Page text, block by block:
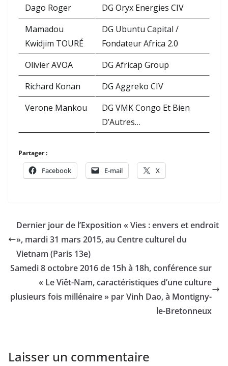
Dago Roger
DG Oryx Energies CIV
Mamadou
Kwidjim TOURÉ
DG Ubuntu Capital /
Fondateur Africa 2.0
Olivier AVOA
DG Africap Group
Richard Konan
DG Aggreko CIV
Verone Mankou
DG VMK Congo Et Bien
D’Autres…
Partager :
Facebook E-mail X
Dernier jour de l’Exposition « Vies : envers et endroit
», mardi 31 mars 2015, au Centre culturel du
Vietnam (Paris 13e)
Samedi 8 octobre 2016 de 15h à 18h, conférence sur
« Le Viêt-Nam, caractéristiques d’une culture
plusieurs fois millénaire » par Vinh Dao, à Montigny-
le-Bretonneux
Laisser un commentaire